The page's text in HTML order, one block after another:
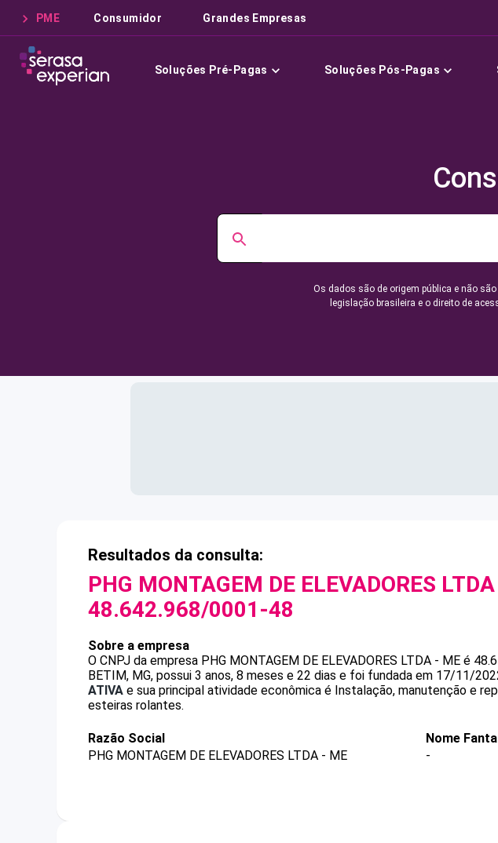
PME Consumidor Grandes Empresas
Soluções Pré-Pagas Soluções Pós-Pagas
Os dados são de origem pública e não
legislação brasileira e o direito de
Resultados da consulta:
PHG MONTAGEM DE ELEVADORES
48.642.968/0001-48
Sobre a empresa
O CNPJ da empresa PHG MONTAGEM DE ELEVADORES LTDA - ME é
BETIM, MG, possui 3 anos, 8 meses e 22 dias e foi fundada em 17/11/
ATIVA e sua principal atividade econômica é Instalação, manutenção e
esteiras rolantes.
Razão Social
PHG MONTAGEM DE ELEVADORES LTDA - ME
Nome
-